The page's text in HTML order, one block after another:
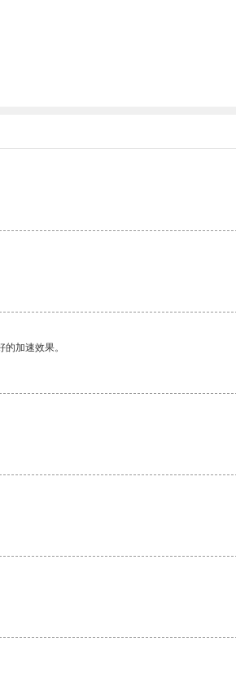
加速效果。